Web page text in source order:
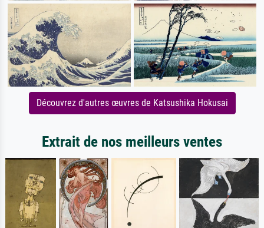
Découvrez d'autres œuvres de Katsushika Hokusai
Extrait de nos meilleurs ventes